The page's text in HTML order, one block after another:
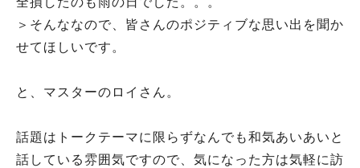
＞そんななので、皆さんのポジティブな思い出を聞か
せてほしいです。
と、マスターのロイさん。
話題はトークテーマに限らずなんでも和気あいあいと
話している雰囲気ですので、気になった方は気軽に訪